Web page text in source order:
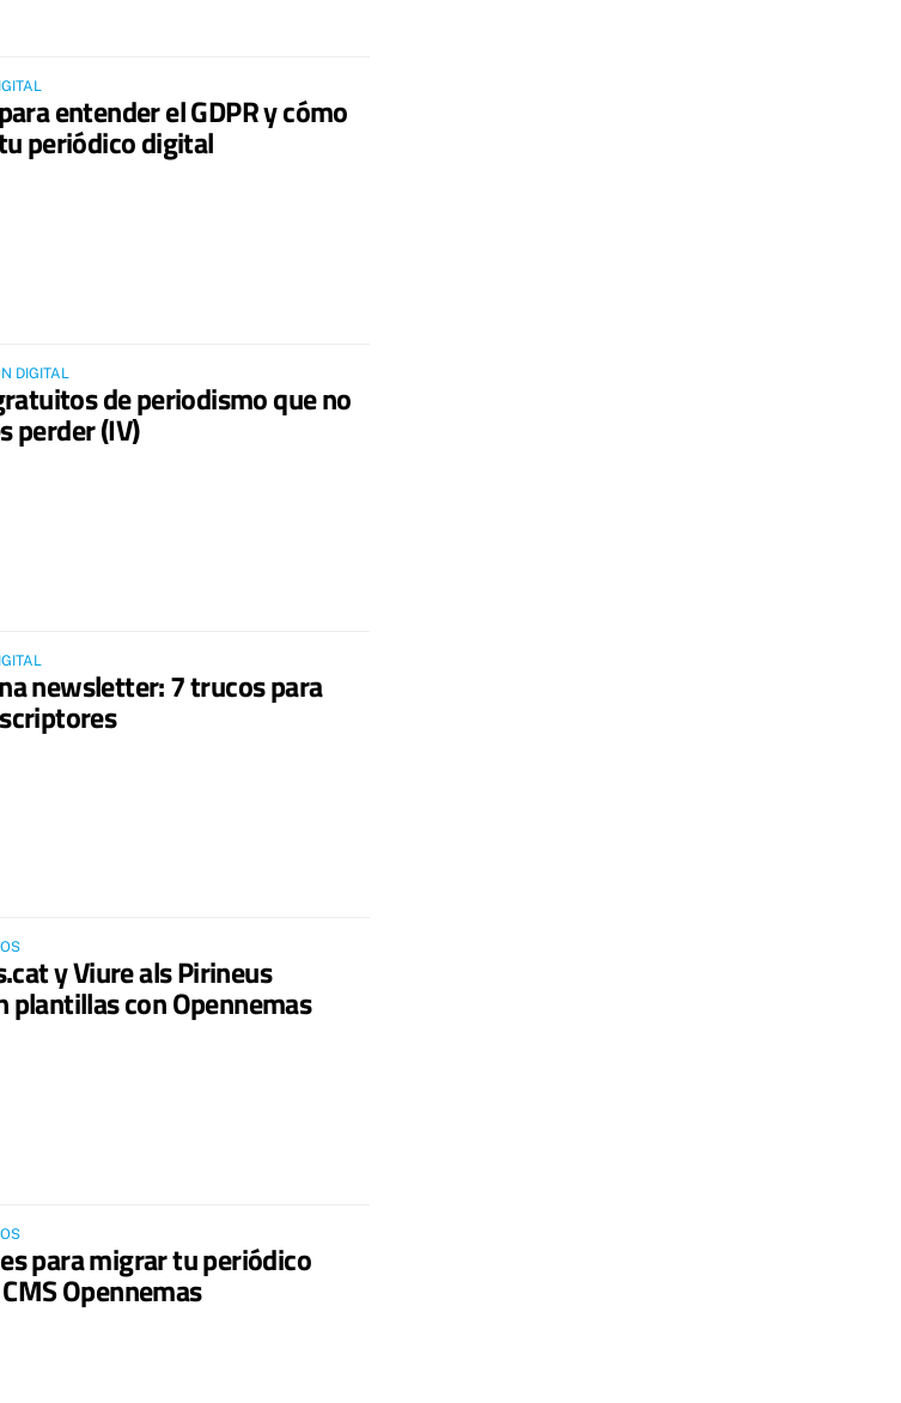
entender el GDPR y cómo
periódico digital
DIGITAL
de periodismo que no
perder (IV)
newsletter: 7 trucos para
y Viure als Pirineus
plantillas con Opennemas
para migrar tu periódico
Opennemas